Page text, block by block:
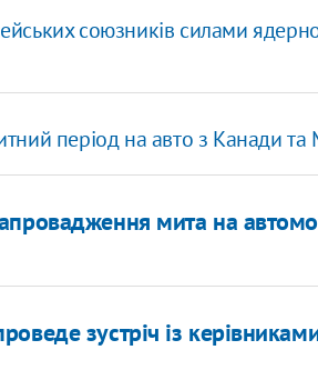
союзників силами
період на авто з Канади
мита на
зустріч із